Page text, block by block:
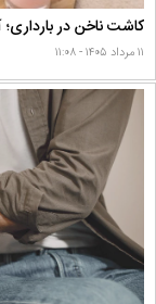
کاشت ناخن در بارداری؛
۱۱ مرداد ۱۴۰۵ - ۱۱:۰۸